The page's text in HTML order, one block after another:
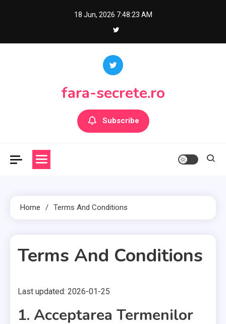
18 Jun, 2026 7:48:23 AM
fara-secrete.ro
Subscribe
Home Terms And Conditions
Terms And Conditions
2 MINS READ
Last updated: 2026-01-25
1. Acceptarea Termenilor